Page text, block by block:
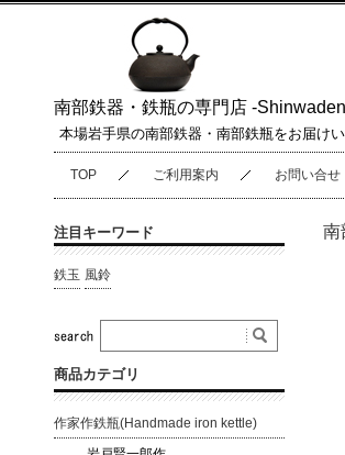
南部鉄器・鉄瓶の専門店 -
本場岩手県の南部鉄器・南部鉄瓶をお届けい
TOP ご利用案内 お問い合せ
南
注目キーワード
鉄玉 風鈴
商品カテゴリ
作家作鉄瓶(Handmade iron kettle)